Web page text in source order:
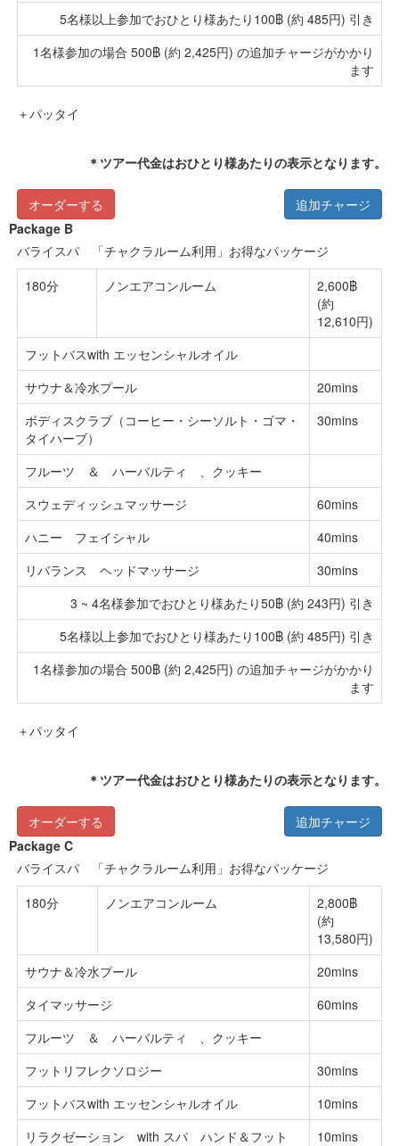
5名様以上参加でおひとり様あたり100฿ (約 485円) 引き
1名様参加の場合 500฿ (約 2,425円) の追加チャージがかかり
ます
＋パッタイ
＊ツアー代金はおひとり様あたりの表示となります。
オーダーする
追加チャージ
Package B
バライスパ 「チャクラルーム利用」お得なパッケージ
180分
ノンエアコンルーム
2,600฿
(約
12,610円)
フットバスwith エッセンシャルオイル
サウナ＆冷水プール
20mins
ボディスクラブ（コーヒー・シーソルト・ゴマ・
タイハーブ）
30mins
フルーツ ＆ ハーバルティ 、クッキー
スウェディッシュマッサージ
60mins
ハニー フェイシャル
40mins
リバランス ヘッドマッサージ
30mins
3 ~ 4名様参加でおひとり様あたり50฿ (約 243円) 引き
5名様以上参加でおひとり様あたり100฿ (約 485円) 引き
1名様参加の場合 500฿ (約 2,425円) の追加チャージがかかり
ます
＋パッタイ
＊ツアー代金はおひとり様あたりの表示となります。
オーダーする
追加チャージ
Package C
バライスパ 「チャクラルーム利用」お得なパッケージ
180分
ノンエアコンルーム
2,800฿
(約
13,580円)
サウナ＆冷水プール
20mins
タイマッサージ
60mins
フルーツ ＆ ハーバルティ 、クッキー
フットリフレクソロジー
30mins
フットバスwith エッセンシャルオイル
10mins
リラクゼーション with スパ ハンド＆フット
10mins